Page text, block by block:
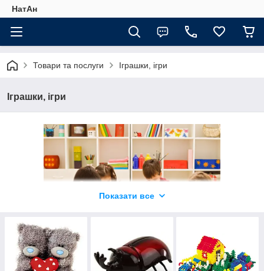
НатАн
Товари та послуги Іграшки, ігри
Іграшки, ігри
Показати все